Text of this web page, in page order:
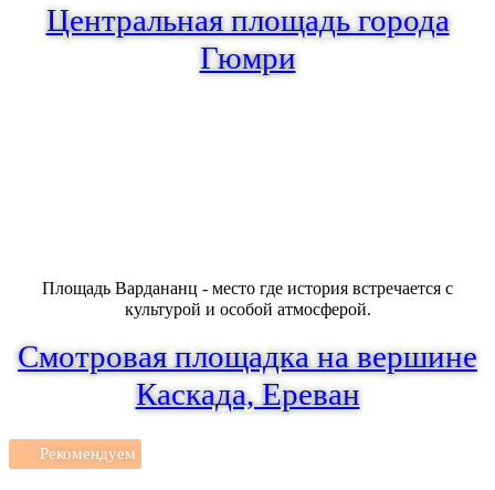
Центральная площадь города
Гюмри
Площадь Вардананц - место где история встречается с
культурой и особой атмосферой.
Смотровая площадка на вершине
Каскада, Ереван
Рекомендуем